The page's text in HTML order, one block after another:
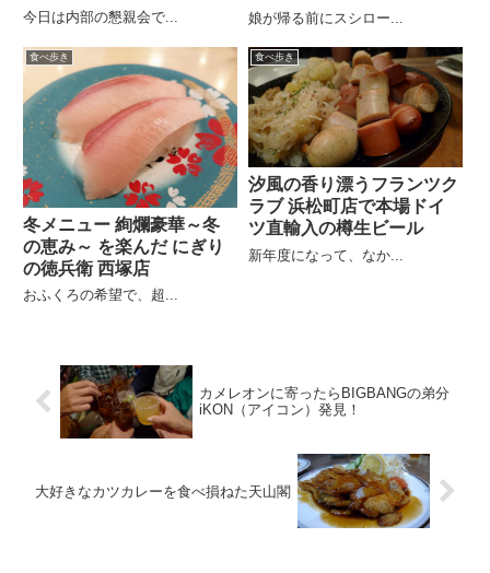
今日は内部の懇親会で... 娘が帰る前にスシロー...
食べ歩き
冬メニュー 絢爛豪華～冬
の恵み～ を楽んだ にぎり
の徳兵衛 西塚店
おふくろの希望で、超...
食べ歩き
汐風の香り漂うフランツク
ラブ 浜松町店で本場ドイ
ツ直輸入の樽生ビール
新年度になって、なか...
カメレオンに寄ったらBIGBANGの弟分
iKON（アイコン）発見！
大好きなカツカレーを食べ損ねた天山閣